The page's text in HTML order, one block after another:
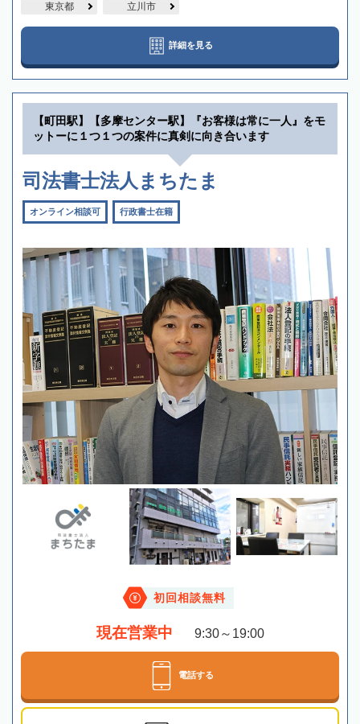
東京都 立川市
詳細を見る
【町田駅】【多摩センター駅】『お客様は常に一人』をモ
ットーに１つ１つの案件に真剣に向き合います
司法書士法人まちたま
オンライン相談可 行政書士在籍
初回相談無料
現在営業中 9:30～19:00
電話する